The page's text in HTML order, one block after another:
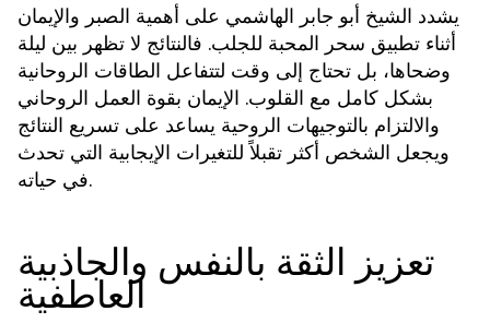
يشدد الشيخ أبو جابر الهاشمي على أهمية الصبر والإيمان
أثناء تطبيق سحر المحبة للجلب. فالنتائج لا تظهر بين ليلة
وضحاها، بل تحتاج إلى وقت لتتفاعل الطاقات الروحانية
بشكل كامل مع القلوب. الإيمان بقوة العمل الروحاني
والالتزام بالتوجيهات الروحية يساعد على تسريع النتائج
ويجعل الشخص أكثر تقبلاً للتغيرات الإيجابية التي تحدث
في حياته.
تعزيز الثقة بالنفس والجاذبية
العاطفية